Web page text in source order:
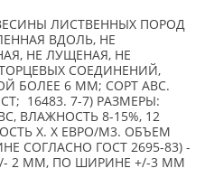
ЛИСТВЕННЫХ ПОРОД
ВДОЛЬ, НЕ
НЕ ЛУЩЕНАЯ, НЕ
СОЕДИНЕНИЙ,
БОЛЕЕ 6 ММ; СОРТ АВС.
16483. 7-7) РАЗМЕРЫ:
ВЛАЖНОСТЬ 8-15%, 12
X. X ЕВРО/М3. ОБЪЕМ
СОГЛАСНО ГОСТ 2695-83) -
2 ММ, ПО ШИРИНЕ +/-3 ММ